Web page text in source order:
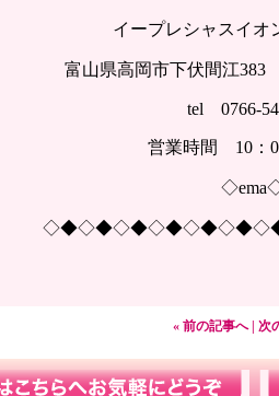
イープレシャスイオ
富山県高岡市下伏間江
tel 0766-
営業時間 10：
« 前の記事へ| 次